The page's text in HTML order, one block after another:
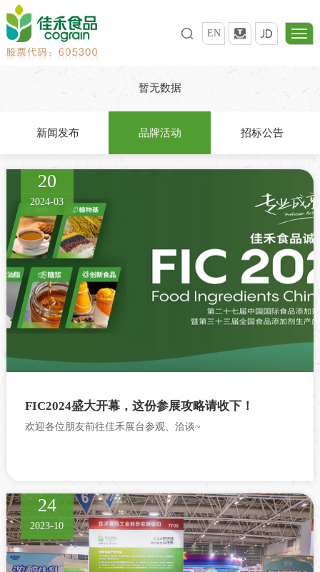
EN
暂无数据
新闻发布 品牌活动 招标公告
20
2024-03
FIC2024盛大开幕，这份参展攻略请收下！
欢迎各位朋友前往佳禾展台参观、洽谈~
24
2023-10